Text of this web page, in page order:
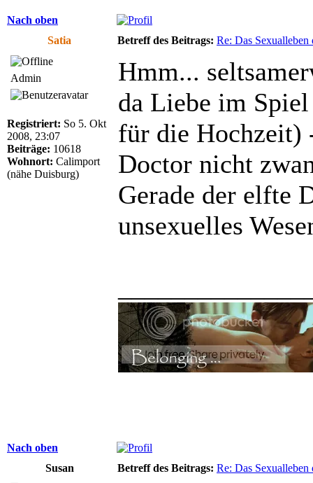
Nach oben
Satia
Betreff des Beitrags: Re: Das
Admin
Registriert: So 5. Okt
2008, 23:07
Beiträge: 10618
Wohnort: Calimport
(nähe Duisburg)
Hmm...
da Liebe im
für die Hochzeit)
Doctor nicht
Gerade der elfte
unsexuelles
Nach oben
Susan
Betreff des Beitrags: Re: Das